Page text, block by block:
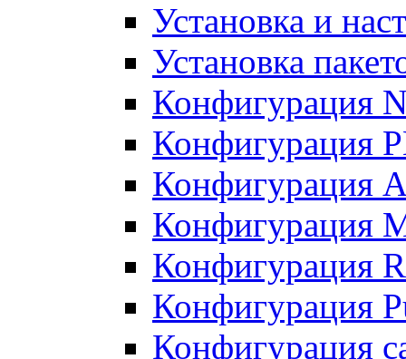
Установка и
Установка
Конфигурация
Конфигурация
Конфигурация
Конфигурация
Конфигурация
Конфигурация
Конфигурация